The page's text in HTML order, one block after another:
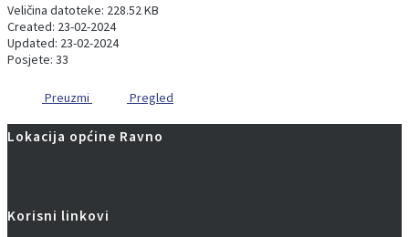
Veličina datoteke: 228.52 KB
Created: 23-02-2024
Updated: 23-02-2024
Posjete: 33
Preuzmi Pregled
Lokacija općine Ravno
Korisni linkovi